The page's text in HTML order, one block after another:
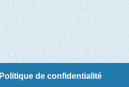
Politique de confidentialité